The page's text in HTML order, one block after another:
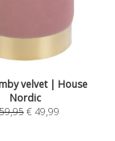
velvet | House
Nordic
€49,99